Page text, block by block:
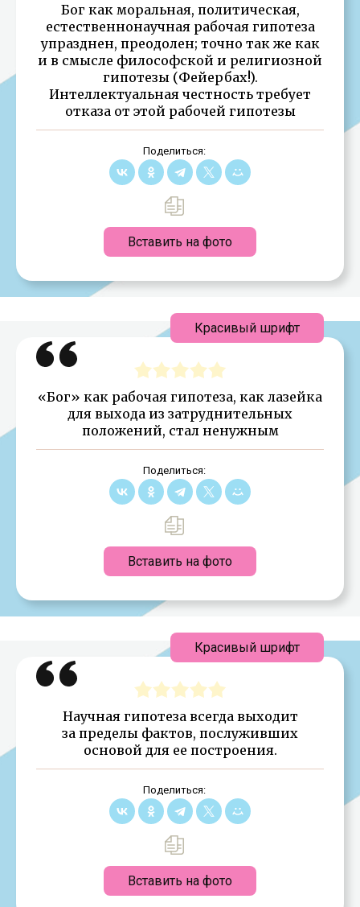
Бог как моральная, политическая,
естественнонаучная рабочая гипотеза
упразднен, преодолен; точно так же как
и в смысле философской и религиозной
гипотезы (Фейербах!).
Интеллектуальная честность требует
отказа от этой рабочей гипотезы
Поделиться:
Вставить на фото
«Бог» как рабочая гипотеза, как лазейка
для выхода из затруднительных
положений, стал ненужным
Поделиться:
Вставить на фото
Красивый шрифт
Научная гипотеза всегда выходит
за пределы фактов, послуживших
основой для ее построения.
Поделиться:
Вставить на фото
Красивый шрифт